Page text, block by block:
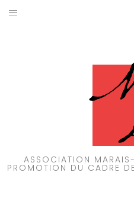
Aller
ASSOCIATION
PROMOTION DU CADRE